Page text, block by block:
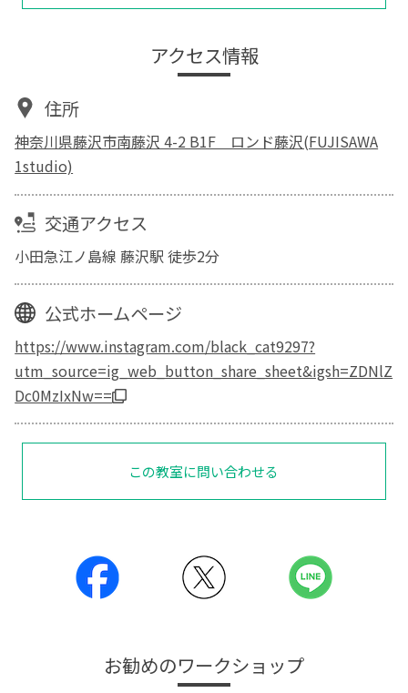
アクセス情報
住所
神奈川県藤沢市南藤沢 4-2 B1F ロンド藤沢(FUJISAWA
1studio)
交通アクセス
小田急江ノ島線 藤沢駅 徒歩2分
公式ホームページ
https://www.instagram.com/black_cat9297?
utm_source=ig_web_button_share_sheet&igsh=ZDNlZ
Dc0MzIxNw==
この教室に問い合わせる
お勧めのワークショップ